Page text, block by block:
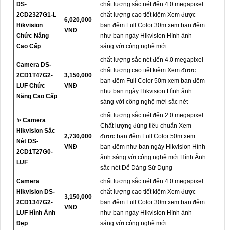
DS-
2CD2327G1-L
Hikvision
Chức Năng
Cao Cấp
6,020,000
VNĐ
chất lượng sắc nét đến 4.0 megapixel
chất lượng cao tiết kiệm Xem được
ban đêm Full Color 30m xem ban đêm
như ban ngày Hikvision Hình ảnh
sáng với công nghệ mới
Camera DS-
2CD1T47G2-
LUF Chức
Năng Cao Cấp
3,150,000
VNĐ
chất lượng sắc nét đến 4.0 megapixel
chất lượng cao tiết kiệm Xem được
ban đêm Full Color 50m xem ban đêm
như ban ngày Hikvision Hình ảnh
sáng với công nghệ mới sắc nét
✨ Camera
Hikvision Sắc
Nét DS-
2CD1T27G0-
LUF
2,730,000
VNĐ
chất lượng sắc nét đến 2.0 megapixel
Chất lượng đúng tiêu chuẩn Xem
được ban đêm Full Color 50m xem
ban đêm như ban ngày Hikvision Hình
ảnh sáng với công nghệ mới Hình Ảnh
sắc nét Dễ Dàng Sử Dụng
Camera
Hikvision DS-
2CD1347G2-
LUF Hình Ảnh
Đẹp
3,150,000
VNĐ
chất lượng sắc nét đến 4.0 megapixel
chất lượng cao tiết kiệm Xem được
ban đêm Full Color 30m xem ban đêm
như ban ngày Hikvision Hình ảnh
sáng với công nghệ mới